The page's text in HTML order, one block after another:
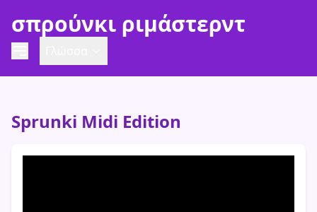
σπρούνκι ριμάστερντ
Sprunki Midi Edition